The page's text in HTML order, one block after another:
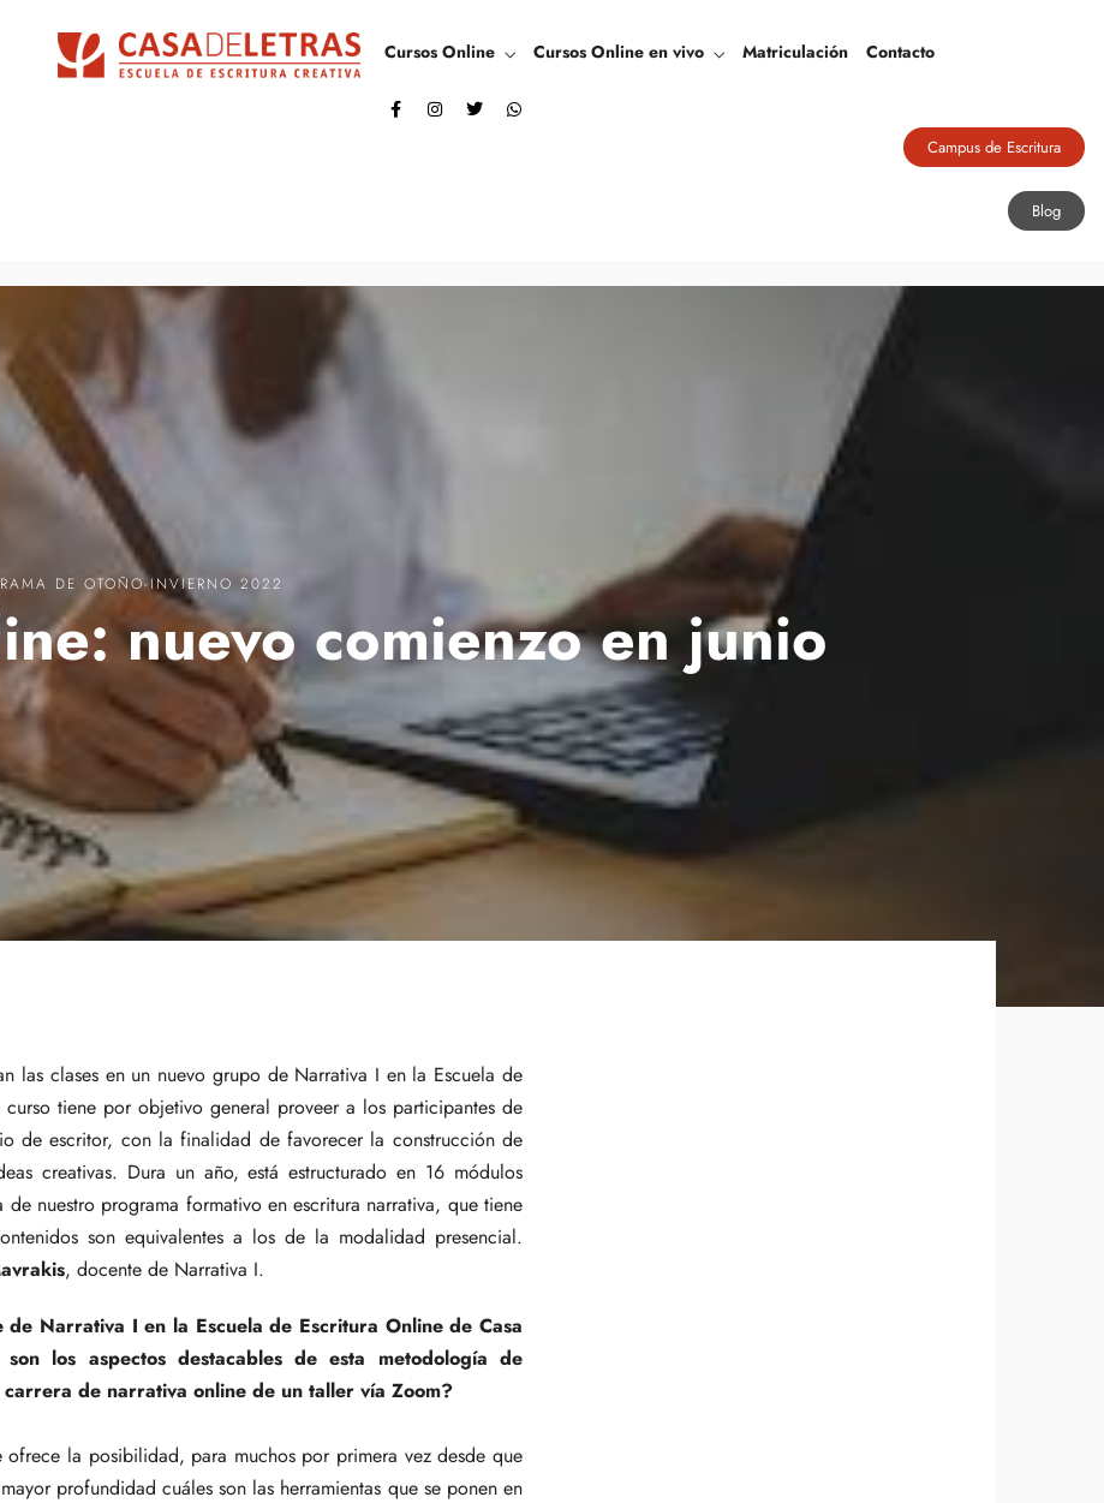
Cursos Online Cursos Online en vivo Matriculación Contacto
Campus de Escritura
Blog
DE OTOÑO-INVIERNO 2022
nuevo comienzo en junio
las clases en un nuevo grupo de Narrativa I en la Escuela de
curso tiene por objetivo general proveer a los participantes de
de escritor, con la finalidad de favorecer la construcción de
creativas. Dura un año, está estructurado en 16 módulos
nuestro programa formativo en escritura narrativa, que tiene
son equivalentes a los de la modalidad presencial.
, docente de Narrativa I.
de Narrativa I en la Escuela de Escritura Online de Casa
los aspectos destacables de esta metodología de
de narrativa online de un taller vía Zoom?
la posibilidad, para muchos por primera vez desde que
profundidad cuáles son las herramientas que se ponen en